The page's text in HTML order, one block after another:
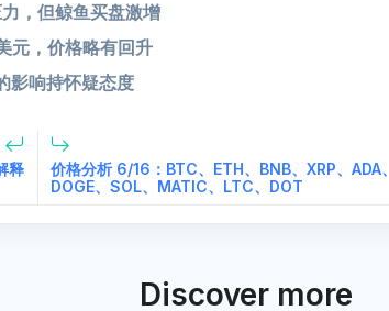
，但鲸鱼买盘激增
元，价格略有回升
影响持怀疑态度
释
价格分析 6/16：BTC、ETH、BNB、XRP、ADA、
DOGE、SOL、MATIC、LTC、DOT
Discover more